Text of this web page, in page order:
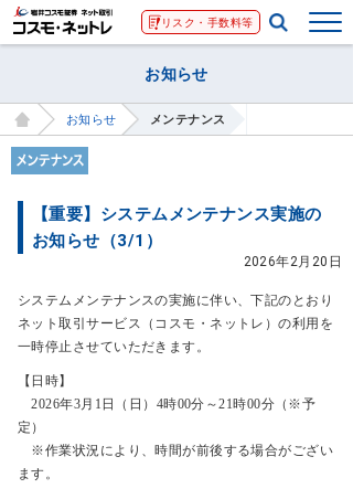
リスク・手数料等
お知らせ
お知らせ メンテナンス
【重要】システムメンテナンス実施の
お知らせ（3/1）
2026年2月20日
システムメンテナンスの実施に伴い、下記のとおり
ネット取引サービス（コスモ・ネットレ）の利用を
一時停止させていただきます。
【日時】
2026年3月1日（日）4時00分～21時00分（※予
定）
※作業状況により、時間が前後する場合がござい
ます。